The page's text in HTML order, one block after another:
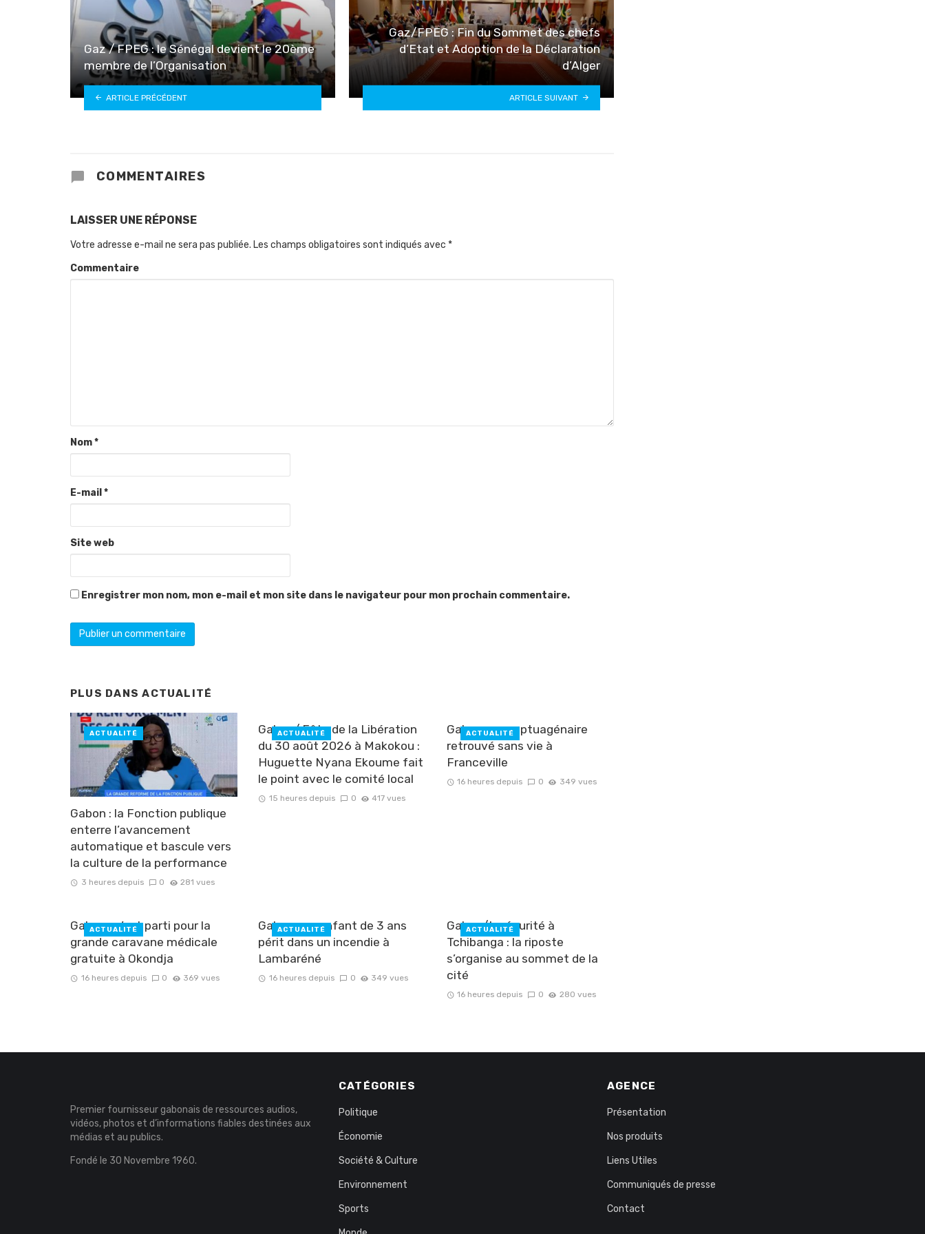
Gaz / FPEG : le Sénégal devient le 20ème
membre de l’Organisation
ARTICLE PRÉCÉDENT
Gaz/FPEG : Fin du Sommet des chefs
d’Etat et Adoption de la Déclaration
d’Alger
ARTICLE SUIVANT
COMMENTAIRES
LAISSER UNE RÉPONSE
Votre adresse e-mail ne sera pas publiée. Les champs obligatoires sont indiqués avec *
Commentaire
Nom*
E-mail *
Site web
Enregistrer mon nom, mon e-mail et mon site dans le navigateur pour mon prochain commentaire.
PLUS DANSACTUALITÉ
Gabon : la Fonction publique
enterre l’avancement
automatique et bascule vers
la culture de la performance
3 heures depuis 0 281 vues
ACTUALITÉ
Gabon/ Fête de la Libération
du 30 août 2026 à Makokou :
Huguette Nyana Ekoume fait
le point avec le comité local
15 heures depuis 0 417 vues
ACTUALITÉ
Gabon : un septuagénaire
retrouvé sans vie à
Franceville
16 heures depuis 0 349 vues
ACTUALITÉ
Gabon : c’est parti pour la
grande caravane médicale
gratuite à Okondja
16 heures depuis 0 369 vues
ACTUALITÉ
Gabon : un enfant de 3 ans
périt dans un incendie à
Lambaréné
16 heures depuis 0 349 vues
ACTUALITÉ
Gabon/Insécurité à
Tchibanga : la riposte
s’organise au sommet de la
cité
16 heures depuis 0 280 vues
ACTUALITÉ
Premier fournisseur gabonais de ressources audios,
vidéos, photos et d’informations fiables destinées aux
médias et au publics.
Fondé le 30 Novembre 1960.
CATÉGORIES
Politique
Économie
Société & Culture
Environnement
Sports
AGENCE
Présentation
Nos produits
Liens Utiles
Communiqués de presse
Contact